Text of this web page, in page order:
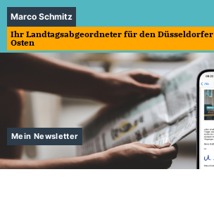
Marco Schmitz
Ihr Landtagsabgeordneter für den Düsseldorfer
Osten
Mein Newsletter